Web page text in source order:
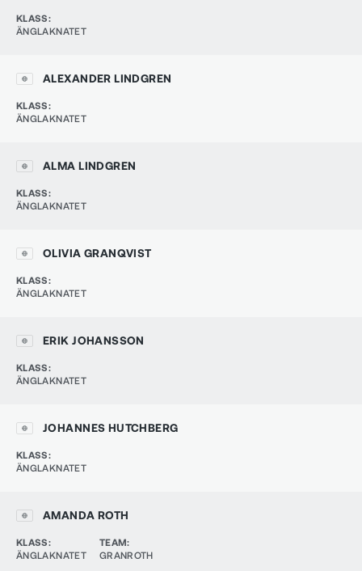
KLASS:
ÄNGLAKNATET
ALEXANDER LINDGREN
KLASS:
ÄNGLAKNATET
ALMA LINDGREN
KLASS:
ÄNGLAKNATET
OLIVIA GRANQVIST
KLASS:
ÄNGLAKNATET
ERIK JOHANSSON
KLASS:
ÄNGLAKNATET
JOHANNES HUTCHBERG
KLASS:
ÄNGLAKNATET
AMANDA ROTH
KLASS:
ÄNGLAKNATET
TEAM:
GRANROTH